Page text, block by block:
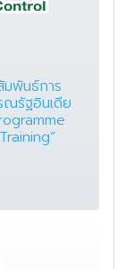
พันธ์การ
ณรัฐอินเดีย